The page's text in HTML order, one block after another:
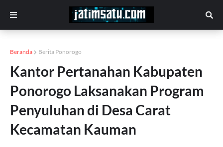
Beranda Berita Ponorogo
Kantor Pertanahan Kabupaten
Ponorogo Laksanakan Program
Penyuluhan di Desa Carat
Kecamatan Kauman